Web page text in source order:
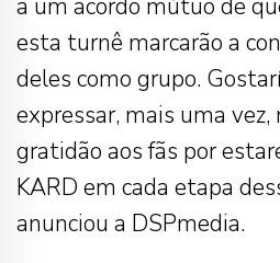
a um acordo mútuo de
esta turnê marcarão a
deles como grupo.
expressar, mais uma vez,
gratidão aos fãs por
KARD em cada etapa
anunciou a DSPmedia.